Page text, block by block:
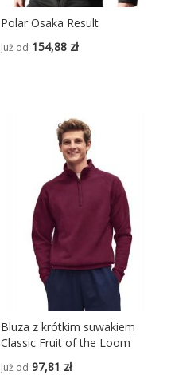
Polar Osaka Result
Już od 154,88 zł
Bluza z krótkim suwakiem
Classic Fruit of the Loom
Już od 97,81 zł